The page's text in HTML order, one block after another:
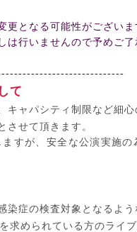
となる可能性がございま
は行いませんので予めご了
て
ャパシティ制限など細
させて頂きます。
すが、安全な公演実施
症の検査対象となるよう
求められている方のライ